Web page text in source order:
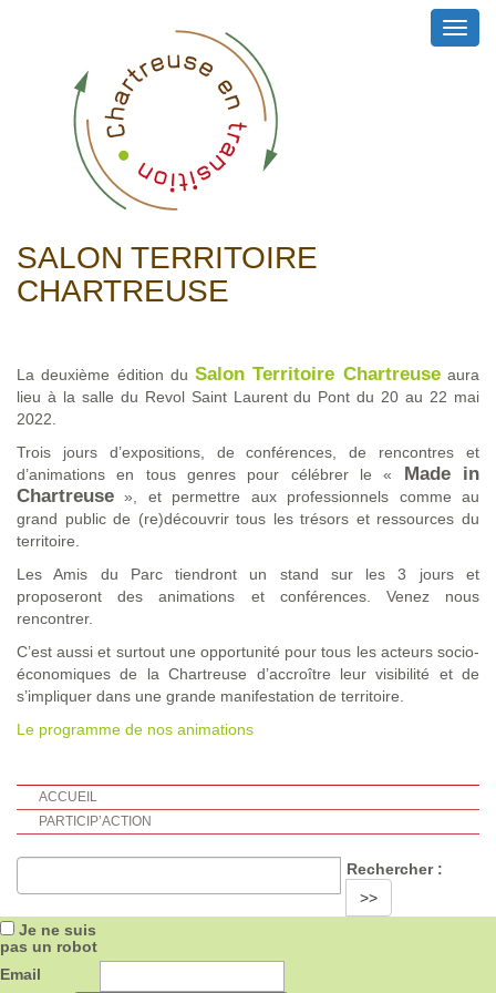
SALON TERRITOIRE
CHARTREUSE
La deuxième édition duSalon Territoire Chartreuseaura
lieu à la salle du Revol Saint Laurent du Pont du 20 au 22 mai
2022.
Trois jours d’expositions, de conférences, de rencontres et
d’animations en tous genres pour célébrer le « Made in
Chartreuse », et permettre aux professionnels comme au
grand public de (re)découvrir tous les trésors et ressources du
territoire.
Les Amis du Parc tiendront un stand sur les 3 jours et
proposeront des animations et conférences. Venez nous
rencontrer.
C’est aussi et surtout une opportunité pour tous les acteurs socio-
économiques de la Chartreuse d’accroître leur visibilité et de
s’impliquer dans une grande manifestation de territoire.
Le programme de nos animations
ACCUEIL
PARTICIP’ACTION
Rechercher :
>>
Je ne suis
pas un robot
Email